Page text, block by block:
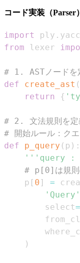
コード実装（Parser）
import ply .
from lexer
# 1. ASTノードを
def
create_ast (
return
{
# 2. 文法規則を定
# 開始ルール：ク
def
p_query ( p ) :
'''query :
# p[0]は規
    p
[ 0 ] =
'Query'
        select
=
)